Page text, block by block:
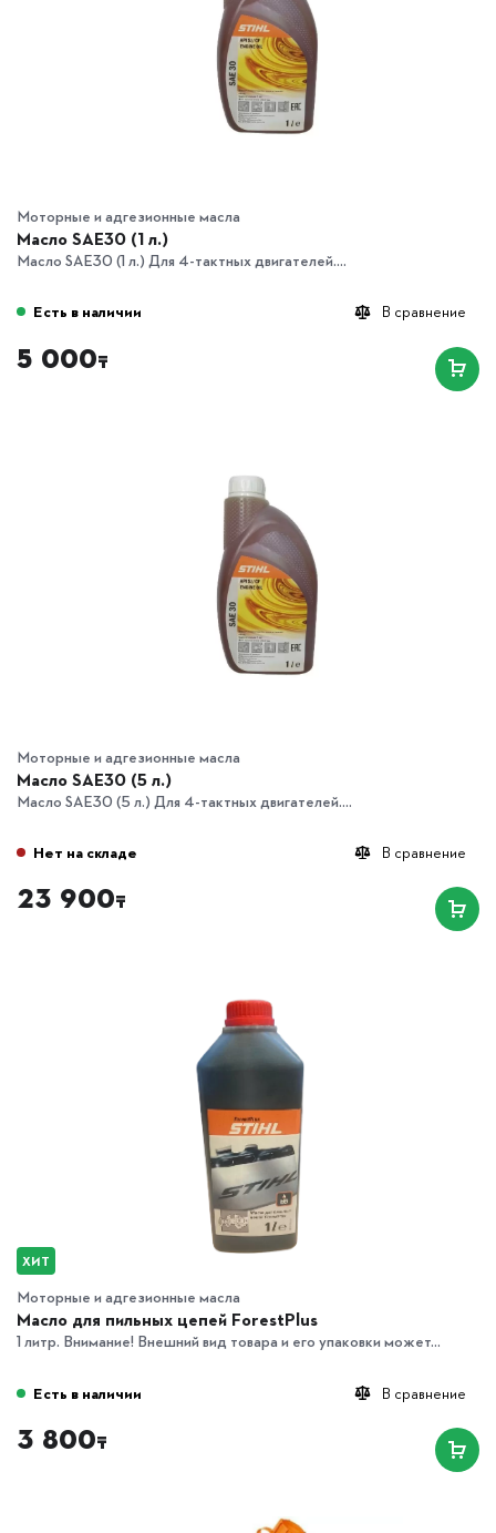
Моторные и адгезионные масла
Масло SAE30 (1 л.)
Масло SAE30 (1 л.) Для 4-тактных двигателей....
В сравнение
Есть в наличии
5 000₸
Моторные и адгезионные масла
Масло SAE30 (5 л.)
Масло SAE30 (5 л.) Для 4-тактных двигателей....
В сравнение
Нет на складе
23 900₸
ХИТ
Моторные и адгезионные масла
Масло для пильных цепей ForestPlus
1 литр. Внимание! Внешний вид товара и его упаковки может...
В сравнение
Есть в наличии
3 800₸